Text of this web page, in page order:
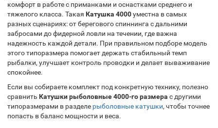
комфорт в работе с приманками и оснастками среднего и
тяжелого класса. Такая Катушка 4000уместна в самых
разных сценариях: от берегового спиннинга с дальними
забросами до фидерной ловли на течении, где важна
надежность каждой детали. При правильном подборе модель
этого типоразмера помогает держать стабильный темп
рыбалки, улучшает контроль проводки и делает вываживание
спокойнее.
Если вы собираете комплект под конкретную технику, полезно
сравнить Катушки рыболовные 4000-го размера с другими
типоразмерами в разделе рыболовные катушки, чтобы точнее
попасть в баланс мощности и веса.